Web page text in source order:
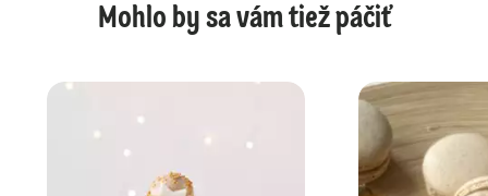
Mohlo by sa vám tiež páčiť